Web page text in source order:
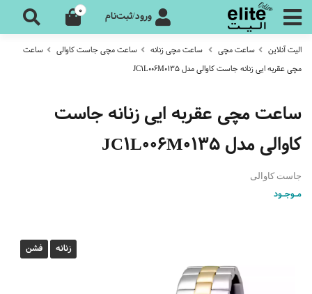
ورود/ثبت‌نام 0
الیت آنلاین ساعت مچی ساعت مچی زنانه ساعت مچی جاست کاوالی
ساعت
مچی عقربه ایی زنانه جاست کاوالی مدل JC1L006M0135
ساعت مچی عقربه ایی زنانه جاست
کاوالی مدل JC1L006M0135
جاست کاوالی
مـوجـود
زنانه فشن